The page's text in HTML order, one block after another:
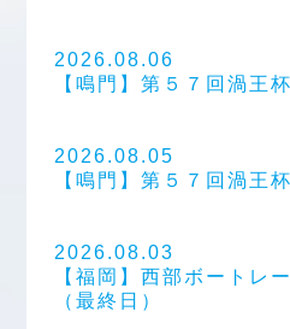
2026.08.06
【鳴門】第５７回渦王
2026.08.05
【鳴門】第５７回渦王
2026.08.03
【福岡】西部ボートレ
（最終日）